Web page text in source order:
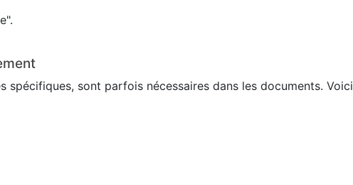
spécifiques, sont parfois nécessaires dans les documents. Voici